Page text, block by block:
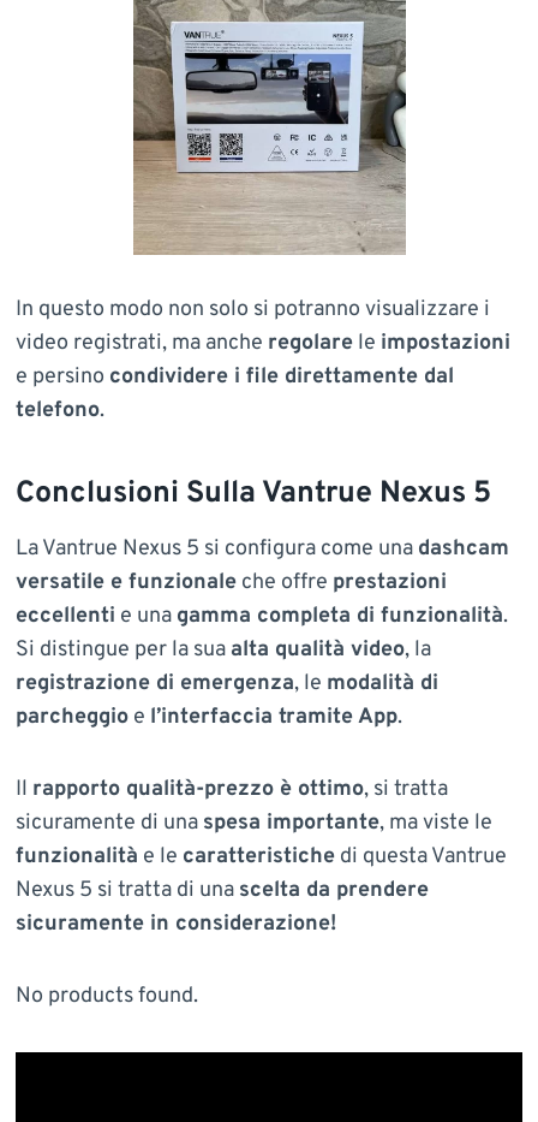
In questo modo non solo si potranno visualizzare i
video registrati, ma anche regolarele impostazioni
e persino condividere i file direttamente dal
telefono.
Conclusioni Sulla Vantrue Nexus 5
La Vantrue Nexus 5 si configura come una dashcam
versatile e funzionaleche offre prestazioni
eccellenti e una gamma completa di funzionalità.
Si distingue per la sua alta qualità video, la
registrazione di emergenza, le modalità di
parcheggioe l’interfaccia tramite App.
Il rapporto qualità-prezzo è ottimo, si tratta
sicuramente di una spesa importante, ma viste le
funzionalità e le caratteristichedi questa Vantrue
Nexus 5 si tratta di una scelta da prendere
sicuramente in considerazione!
No products found.